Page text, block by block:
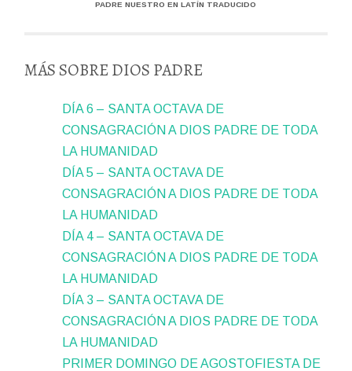
PADRE NUESTRO EN LATÍN TRADUCIDO
MÁS SOBRE DIOS PADRE
DÍA 6 – SANTA OCTAVA DE
CONSAGRACIÓN A DIOS PADRE DE TODA
LA HUMANIDAD
DÍA 5 – SANTA OCTAVA DE
CONSAGRACIÓN A DIOS PADRE DE TODA
LA HUMANIDAD
DÍA 4 – SANTA OCTAVA DE
CONSAGRACIÓN A DIOS PADRE DE TODA
LA HUMANIDAD
DÍA 3 – SANTA OCTAVA DE
CONSAGRACIÓN A DIOS PADRE DE TODA
LA HUMANIDAD
PRIMER DOMINGO DE AGOSTOFIESTA DE